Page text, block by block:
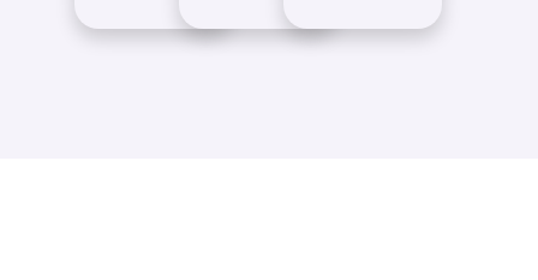
lastig wordt,
pakken en
schouder, kun